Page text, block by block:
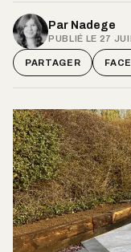
Par Nadege
PUBLIÉ LE 27
PARTAGER